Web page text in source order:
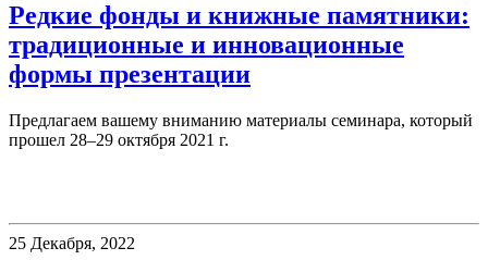
Редкие фонды и книжные памятники:
традиционные и инновационные
формы презентации
Предлагаем вашему вниманию материалы семинара, который
прошел 28–29 октября 2021 г.
25 Декабря, 2022